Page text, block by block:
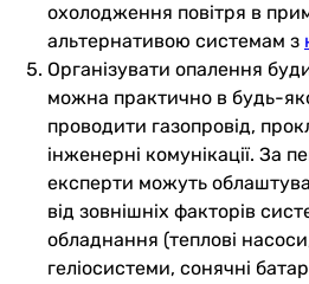
охолодження повітря в
альтернативою системам з
Організувати опалення
можна практично в будь-
проводити газопровід,
інженерні комунікації. За
експерти можуть
від зовнішніх факторів
обладнання (теплові
геліосистеми, сонячні